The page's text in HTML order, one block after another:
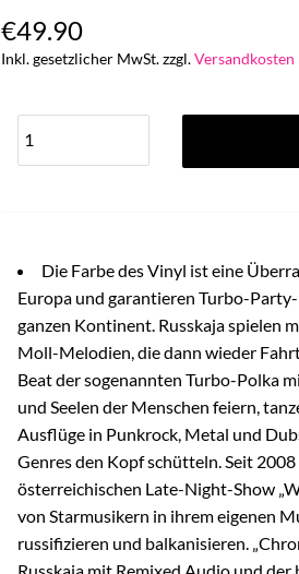
€49.90
Inkl. gesetzlicher MwSt. zzgl.Versandkosten
Die Farbe des Vinyl ist eine
Europa und garantieren Turbo-
ganzen Kontinent. Russkaja spielen
Moll-Melodien, die dann wieder
Beat der sogenannten Turbo-Polka
und Seelen der Menschen feiern,
Ausflüge in Punkrock, Metal und
Genres den Kopf schütteln. Seit
österreichischen Late-Night-Show
von Starmusikern in ihrem eigenen
russifizieren und balkanisieren.